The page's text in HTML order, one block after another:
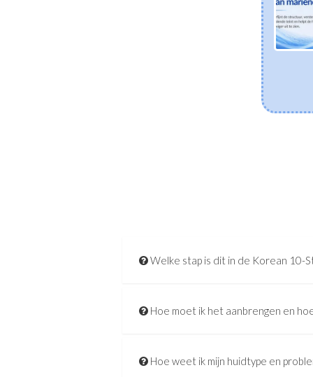
[Lees meer]
Welke stap is dit in de Korean 10-
Hoe moet ik het aanbrengen en
Hoe weet ik mijn huidtype en